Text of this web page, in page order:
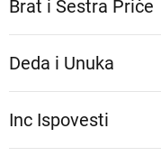
Brat i Sestra Priče
Deda i Unuka
Inc Ispovesti